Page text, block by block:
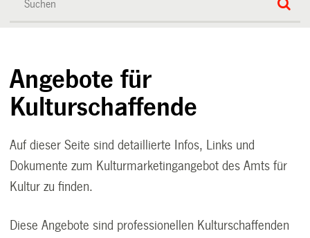
Angebote für
Kulturschaffende
Auf dieser Seite sind detaillierte Infos, Links und
Dokumente zum Kulturmarketingangebot des Amts für
Kultur zu finden.
Diese Angebote sind professionellen Kulturschaffenden